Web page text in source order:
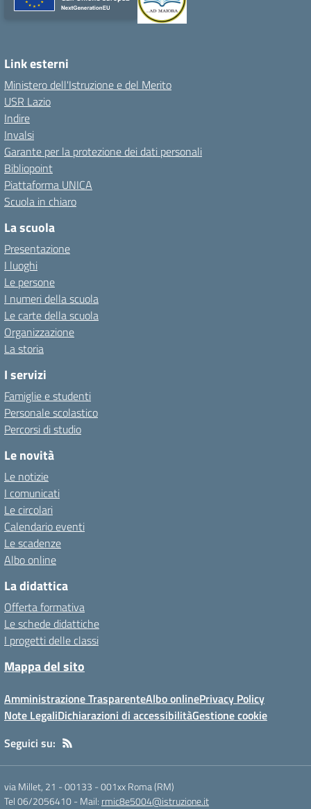
Link esterni
Ministero dell'Istruzione e del Merito
USR Lazio
Indire
Invalsi
Garante per la protezione dei dati personali
Bibliopoint
Piattaforma UNICA
Scuola in chiaro
La scuola
Presentazione
I luoghi
Le persone
I numeri della scuola
Le carte della scuola
Organizzazione
La storia
I servizi
Famiglie e studenti
Personale scolastico
Percorsi di studio
Le novità
Le notizie
I comunicati
Le circolari
Calendario eventi
Le scadenze
Albo online
La didattica
Offerta formativa
Le schede didattiche
I progetti delle classi
Mappa del sito
Amministrazione TrasparenteAlbo onlinePrivacy Policy
Note LegaliDichiarazioni di accessibilitàGestione cookie
Seguici su:
via Millet, 21 - 00133 -001xx Roma (RM)
Tel 06/2056410- Mail: rmic8e5004@istruzione.it